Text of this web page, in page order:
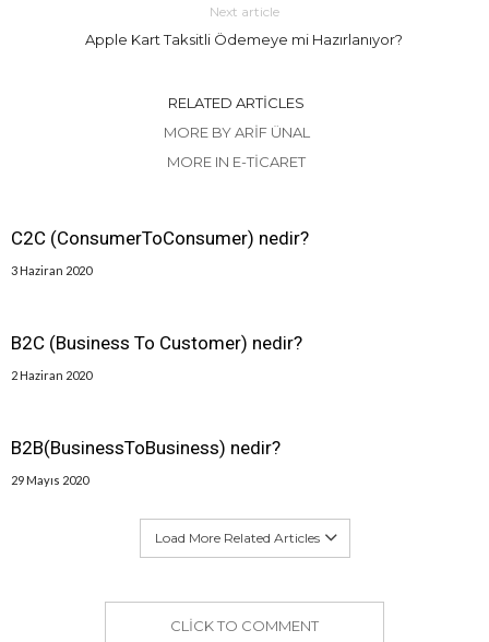
Next article
Apple Kart Taksitli Ödemeye mi Hazırlanıyor?
RELATED ARTICLES
MORE BY ARIF ÜNAL
MORE IN E-TICARET
C2C (ConsumerToConsumer) nedir?
3 Haziran 2020
B2C (Business To Customer) nedir?
2 Haziran 2020
B2B(BusinessToBusiness) nedir?
29 Mayıs 2020
Load More Related Articles
CLICK TO COMMENT